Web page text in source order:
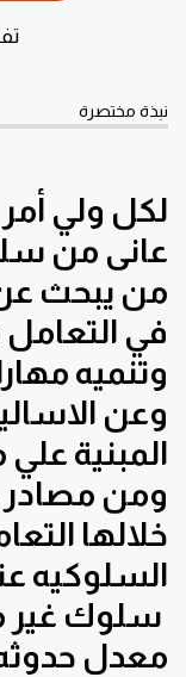
نبذة مختصرة
لكل ولي
عانى من
من يبحث عن
في
وتنميه
وعن
المبنية
ومن مصادر
خلالها
السلوكيه
سلوك غير
معدل